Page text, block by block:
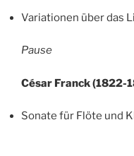
Variationen über das
Pause
César Franck (1822-
Sonate für Flöte und